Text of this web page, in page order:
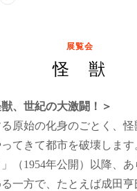
展覧会
怪 獣
、世紀の大激闘！＞
原始の化身のごとく、
てきて都市を破壊します
（1954年公開）以降、
一方で、たとえば成田